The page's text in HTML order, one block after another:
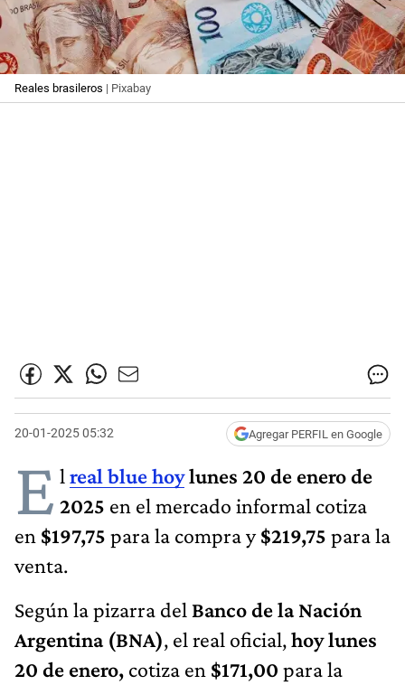
Reales brasileros | Pixabay
20-01-2025 05:32 Agregar PERFIL en Google
E l real blue hoylunes 20 de enero de
2025 en el mercado informal cotiza
en $197,75 para la compra y$219,75 para la
venta.
Según la pizarra del Banco de la Nación
Argentina (BNA), el real oficial,hoy lunes
20 de enero, cotiza en $171,00 para la